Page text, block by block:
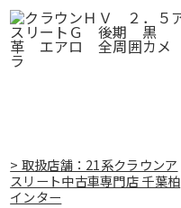
> 取扱店舗：21系クラウンア
スリート中古車専門店 千葉柏
インター